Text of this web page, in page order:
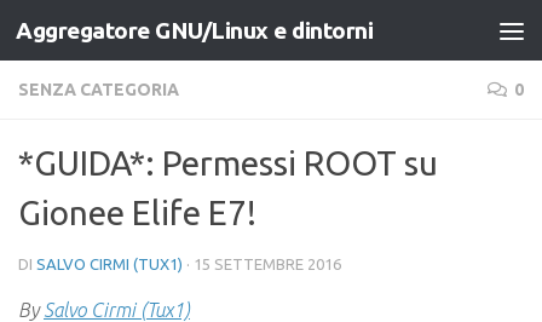
Salta al contenuto
Aggregatore GNU/Linux e dintorni
SENZA CATEGORIA 0
*GUIDA*: Permessi ROOT su
Gionee Elife E7!
DI SALVO CIRMI (TUX1) · 15 SETTEMBRE 2016
BySalvo Cirmi (Tux1)